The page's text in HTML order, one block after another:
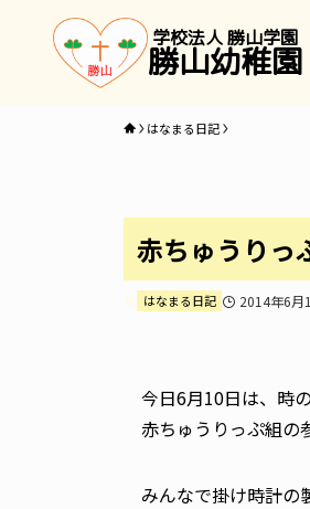
学校法人 勝山学園
勝山幼稚園
はなまる日記
赤ちゅうりっ
はなまる日記 2014年6月
今日6月10日は、時
赤ちゅうりっぷ組の
みんなで掛け時計の